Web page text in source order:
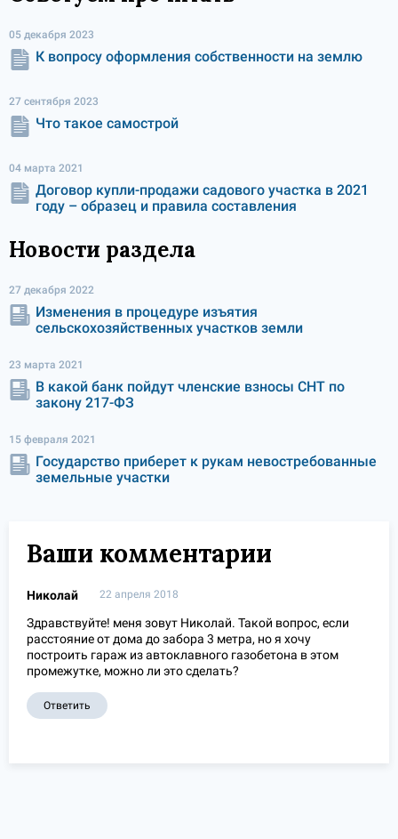
05 декабря 2023
К вопросу оформления собственности на землю
27 сентября 2023
Что такое самострой
04 марта 2021
Договор купли-продажи садового участка в 2021
году – образец и правила составления
Новости раздела
27 декабря 2022
Изменения в процедуре изъятия
сельскохозяйственных участков земли
23 марта 2021
В какой банк пойдут членские взносы СНТ по
закону 217-ФЗ
15 февраля 2021
Государство приберет к рукам невостребованные
земельные участки
Ваши комментарии
Николай 22 апреля 2018
Здравствуйте! меня зовут Николай. Такой вопрос, если
расстояние от дома до забора 3 метра, но я хочу
построить гараж из автоклавного газобетона в этом
промежутке, можно ли это сделать?
Ответить